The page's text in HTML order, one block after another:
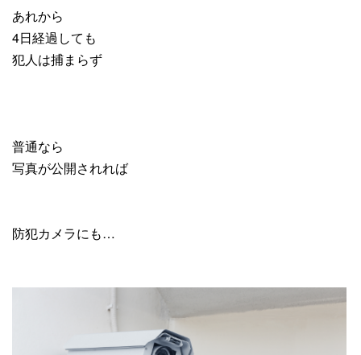
あれから
4日経過しても
犯人は捕まらず
普通なら
写真が公開されれば
防犯カメラにも…